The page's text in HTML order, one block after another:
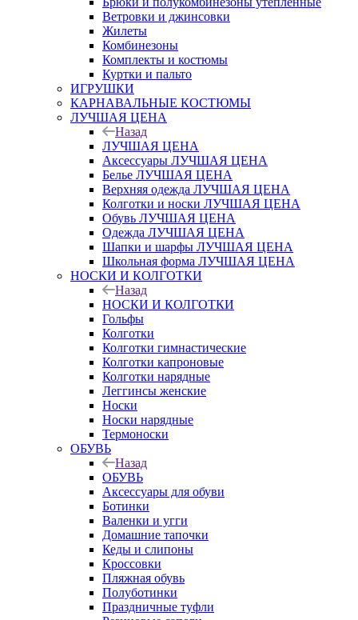
Ветровки и джинсовки
Жилеты
Комбинезоны
Комплекты и костюмы
Куртки и пальто
ИГРУШКИ
КАРНАВАЛЬНЫЕ КОСТЮМЫ
ЛУЧШАЯ ЦЕНА
Назад
ЛУЧШАЯ ЦЕНА
Аксессуары ЛУЧШАЯ ЦЕНА
Белье ЛУЧШАЯ ЦЕНА
Верхняя одежда ЛУЧШАЯ ЦЕНА
Колготки и носки ЛУЧШАЯ ЦЕНА
Обувь ЛУЧШАЯ ЦЕНА
Одежда ЛУЧШАЯ ЦЕНА
Шапки и шарфы ЛУЧШАЯ ЦЕНА
Школьная форма ЛУЧШАЯ ЦЕНА
НОСКИ И КОЛГОТКИ
Назад
НОСКИ И КОЛГОТКИ
Гольфы
Колготки
Колготки гимнастические
Колготки капроновые
Колготки нарядные
Леггинсы женские
Носки
Носки нарядные
Термоноски
ОБУВЬ
Назад
ОБУВЬ
Аксессуары для обуви
Ботинки
Валенки и угги
Домашние тапочки
Кеды и слипоны
Кроссовки
Пляжная обувь
Полуботинки
Праздничные туфли